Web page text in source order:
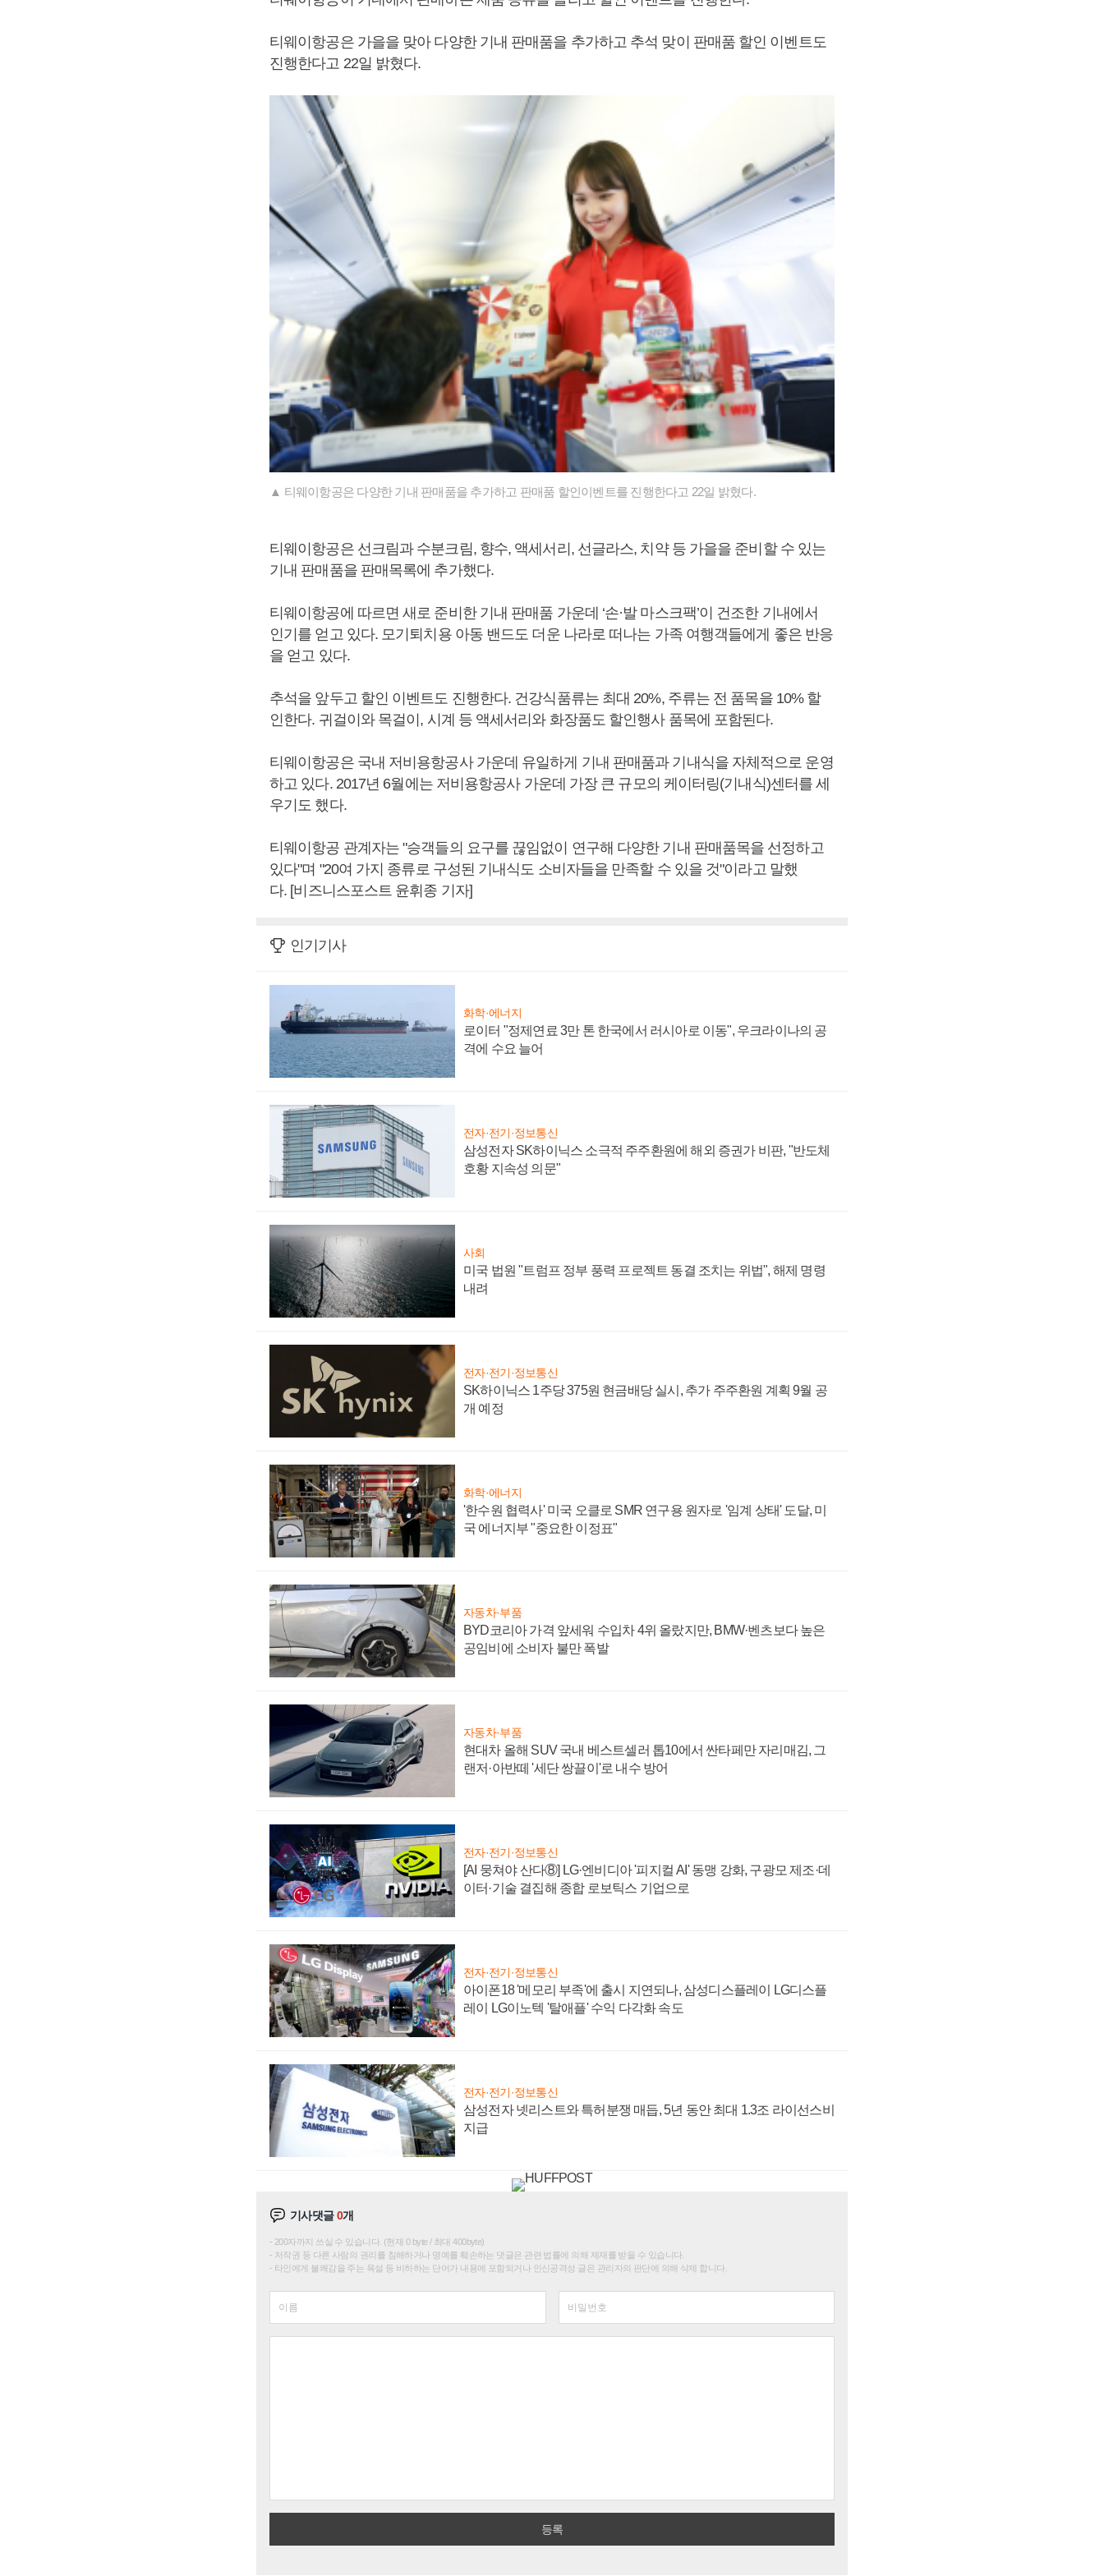
티웨이항공은 가을을 맞아 다양한 기내 판매품을 추가하고 추석 맞이 판매품 할인 이벤트도
진행한다고 22일 밝혔다.
▲ 티웨이항공은 다양한 기내 판매품을 추가하고 판매품 할인이벤트를 진행한다고 22일 밝혔다.
티웨이항공은 선크림과 수분크림, 향수, 액세서리, 선글라스, 치약 등 가을을 준비할 수 있는
기내 판매품을 판매목록에 추가했다.
티웨이항공에 따르면 새로 준비한 기내 판매품 가운데 ‘손·발 마스크팩’이 건조한 기내에서
인기를 얻고 있다. 모기퇴치용 아동 밴드도 더운 나라로 떠나는 가족 여행객들에게 좋은 반응
을 얻고 있다.
추석을 앞두고 할인 이벤트도 진행한다. 건강식품류는 최대 20%, 주류는 전 품목을 10% 할
인한다. 귀걸이와 목걸이, 시계 등 액세서리와 화장품도 할인행사 품목에 포함된다.
티웨이항공은 국내 저비용항공사 가운데 유일하게 기내 판매품과 기내식을 자체적으로 운영
하고 있다. 2017년 6월에는 저비용항공사 가운데 가장 큰 규모의 케이터링(기내식)센터를 세
우기도 했다.
티웨이항공 관계자는 "승객들의 요구를 끊임없이 연구해 다양한 기내 판매품목을 선정하고
있다"며 "20여 가지 종류로 구성된 기내식도 소비자들을 만족할 수 있을 것"이라고 말했
다. [비즈니스포스트 윤휘종 기자]
인기기사
화학·에너지
로이터 "정제연료 3만 톤 한국에서 러시아로 이동", 우크라이나의 공
격에 수요 늘어
전자·전기·정보통신
삼성전자 SK하이닉스 소극적 주주환원에 해외 증권가 비판, "반도체
호황 지속성 의문"
사회
미국 법원 "트럼프 정부 풍력 프로젝트 동결 조치는 위법", 해제 명령
내려
전자·전기·정보통신
SK하이닉스 1주당 375원 현금배당 실시, 추가 주주환원 계획 9월 공
개 예정
화학·에너지
'한수원 협력사' 미국 오클로 SMR 연구용 원자로 '임계 상태' 도달, 미
국 에너지부 "중요한 이정표"
자동차·부품
BYD코리아 가격 앞세워 수입차 4위 올랐지만, BMW·벤츠보다 높은
공임비에 소비자 불만 폭발
자동차·부품
현대차 올해 SUV 국내 베스트셀러 톱10에서 싼타페만 자리매김, 그
랜저·아반떼 '세단 쌍끌이'로 내수 방어
전자·전기·정보통신
[AI 뭉쳐야 산다⑧] LG·엔비디아 '피지컬 AI' 동맹 강화, 구광모 제조·데
이터·기술 결집해 종합 로보틱스 기업으로
전자·전기·정보통신
아이폰18 '메모리 부족'에 출시 지연되나, 삼성디스플레이 LG디스플
레이 LG이노텍 '탈애플' 수익 다각화 속도
전자·전기·정보통신
삼성전자 넷리스트와 특허분쟁 매듭, 5년 동안 최대 1.3조 라이선스비
지급
기사댓글0개
200자까지 쓰실 수 있습니다. (현재 0 byte / 최대 400byte)
저작권 등 다른 사람의 권리를 침해하거나 명예를 훼손하는 댓글은 관련 법률에 의해 제재를 받을 수 있습니다.
타인에게 불쾌감을 주는 욕설 등 비하하는 단어가 내용에 포함되거나 인신공격성 글은 관리자의 판단에 의해 삭제 합니다.